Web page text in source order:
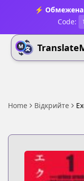
⚡
Code:
Home Відкрийте